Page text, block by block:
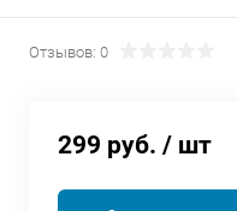
Отзывов: 0
299 руб. / шт